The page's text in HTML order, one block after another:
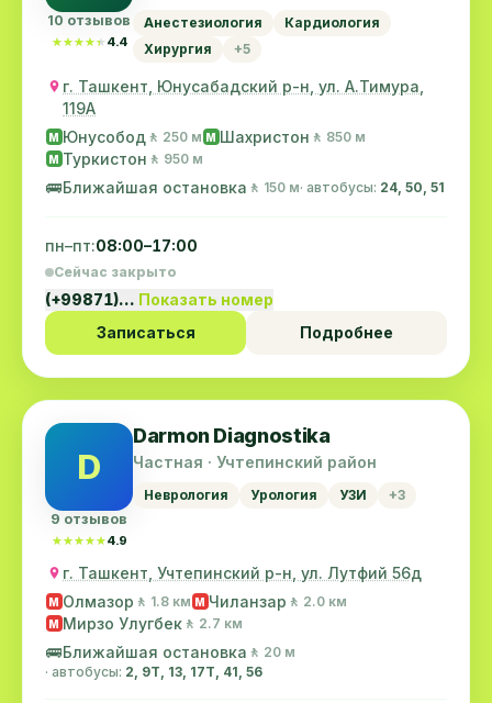
10 отзывов
★★★★★
★★★★★ 4.4
Анестезиология
Кардиология
Хирургия
+5
г. Ташкент, Юнусабадский р-н, ул. А.Тимура,
119A
M Юнусобод 🚶 250 м M Шахристон 🚶 850 м
M Туркистон 🚶 950 м
🚌Ближайшая остановка 🚶 150 м· автобусы: 24, 50, 51
пн–пт:08:00–17:00
Сейчас закрыто
(+99871)… Показать номер
Записаться
Подробнее
D
9 отзывов
★★★★★
★★★★★4.9
Darmon Diagnostika
Частная · Учтепинский район
Неврология Урология УЗИ +3
г. Ташкент, Учтепинский р-н, ул. Лутфий 56д
M Олмазор 🚶 1.8 км M Чиланзар 🚶 2.0 км
M Мирзо Улугбек 🚶 2.7 км
🚌Ближайшая остановка 🚶 20 м
· автобусы: 2, 9Т, 13, 17T, 41, 56